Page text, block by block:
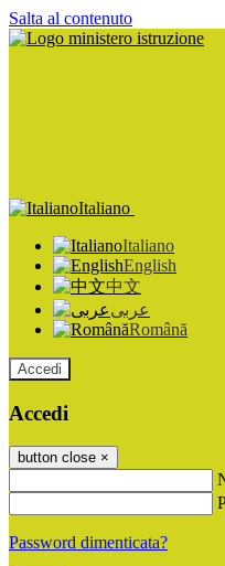
Salta al contenuto
Italiano
Italiano
English
中文
عربى
Română
Accedi
Accedi
button close ×
Password dimenticata?